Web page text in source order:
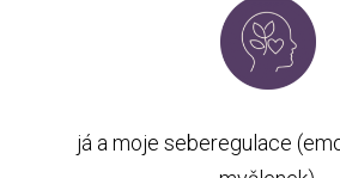
já a moje seberegulace